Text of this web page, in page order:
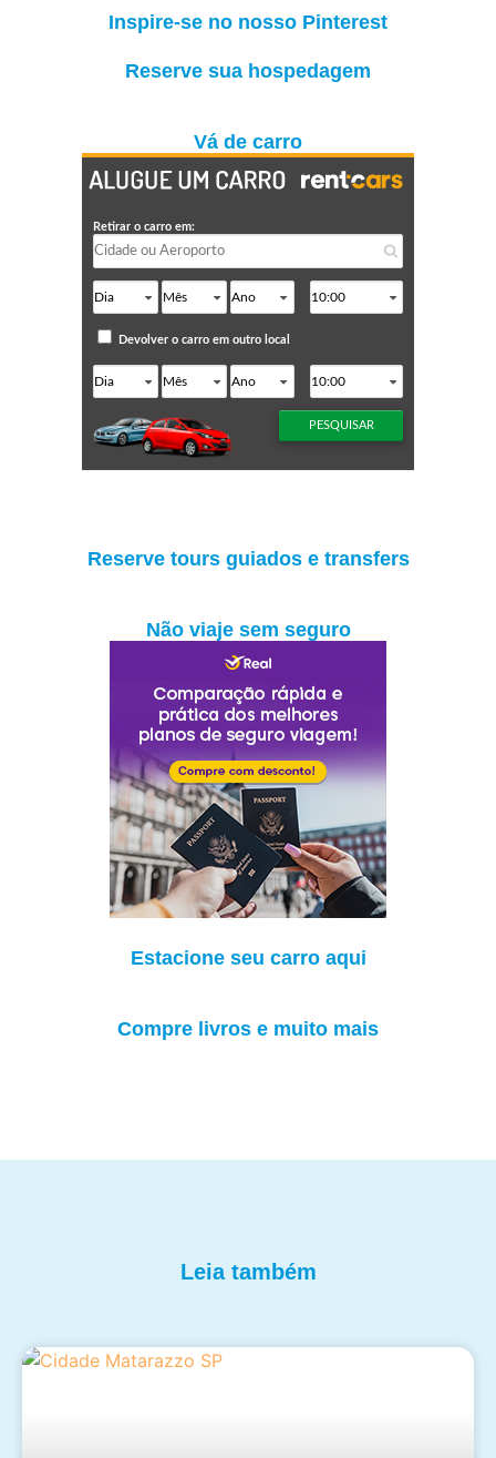
Inspire-se no nosso Pinterest
Reserve sua hospedagem
Vá de carro
Reserve tours guiados e transfers
Não viaje sem seguro
Estacione seu carro aqui
Compre livros e muito mais
Leia também